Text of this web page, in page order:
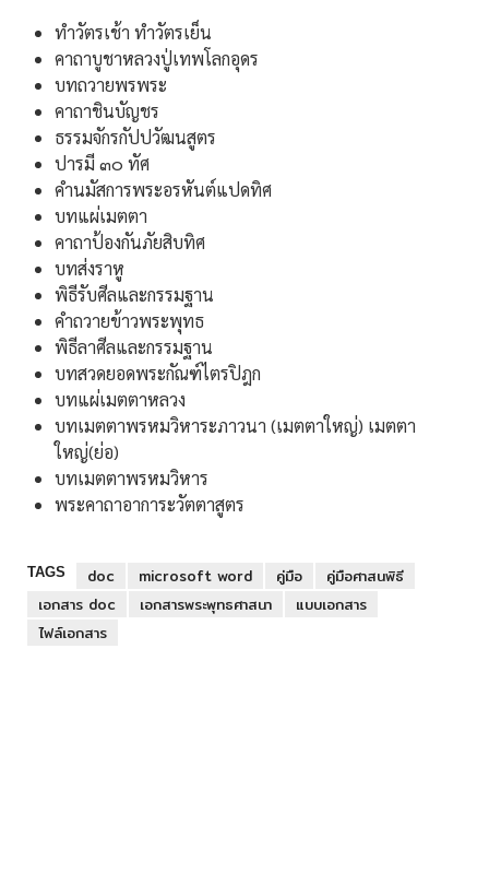
ทำวัตรเช้า ทำวัตรเย็น
คาถาบูชาหลวงปู่เทพโลกอุดร
บทถวายพรพระ
คาถาชินบัญชร
ธรรมจักรกัปปวัฒนสูตร
ปารมี ๓๐ ทัศ
คำนมัสการพระอรหันต์แปดทิศ
บทแผ่เมตตา
คาถาป้องกันภัยสิบทิศ
บทส่งราหู
พิธีรับศีลและกรรมฐาน
คำถวายข้าวพระพุทธ
พิธีลาศีลและกรรมฐาน
บทสวดยอดพระกัณฑ์ไตรปิฎก
บทแผ่เมตตาหลวง
บทเมตตาพรหมวิหาระภาวนา (เมตตาใหญ่) เมตตา
ใหญ่(ย่อ)
บทเมตตาพรหมวิหาร
พระคาถาอาการะวัตตาสูตร
TAGS doc microsoft word คู่มือ
คู่มือศาสนพิธี
เอกสาร doc
เอกสารพระพุทธศาสนา
แบบเอกสาร
ไฟล์เอกสาร